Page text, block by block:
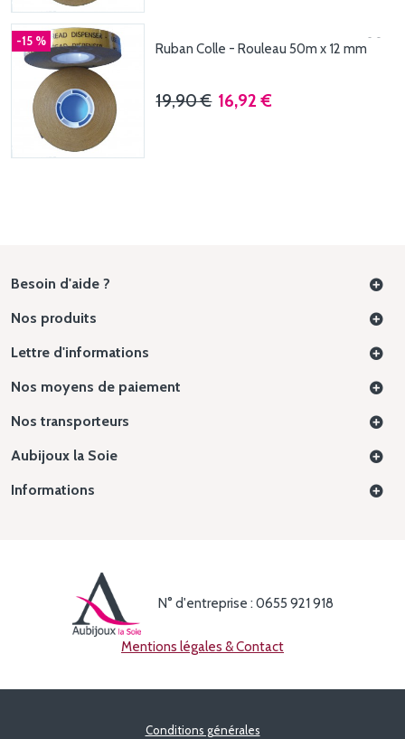
-15 % Ruban Colle - Rouleau 50m x 12 mm
19,90 € 16,92 €
Besoin d'aide ?
Nos produits
Lettre d'informations
Nos moyens de paiement
Nos transporteurs
Aubijoux la Soie
Informations
N° d'entreprise : 0655 921 918
Mentions légales & Contact
Conditions générales